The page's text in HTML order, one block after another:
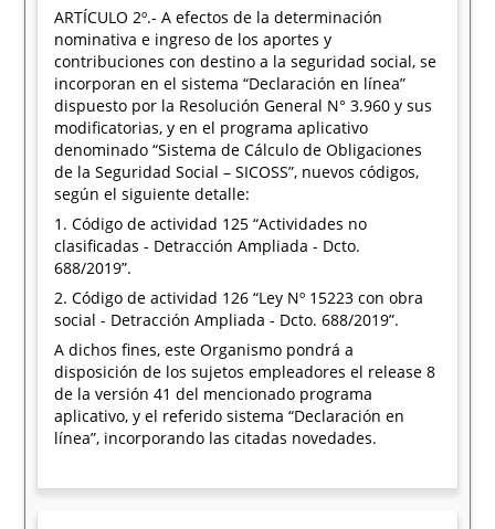
ARTÍCULO 2º.- A efectos de la determinación
nominativa e ingreso de los aportes y
contribuciones con destino a la seguridad social, se
incorporan en el sistema “Declaración en línea”
dispuesto por la Resolución General N° 3.960 y sus
modificatorias, y en el programa aplicativo
denominado “Sistema de Cálculo de Obligaciones
de la Seguridad Social – SICOSS”, nuevos códigos,
según el siguiente detalle:
1. Código de actividad 125 “Actividades no
clasificadas - Detracción Ampliada - Dcto.
688/2019”.
2. Código de actividad 126 “Ley Nº 15223 con obra
social - Detracción Ampliada - Dcto. 688/2019”.
A dichos fines, este Organismo pondrá a
disposición de los sujetos empleadores el release 8
de la versión 41 del mencionado programa
aplicativo, y el referido sistema “Declaración en
línea”, incorporando las citadas novedades.